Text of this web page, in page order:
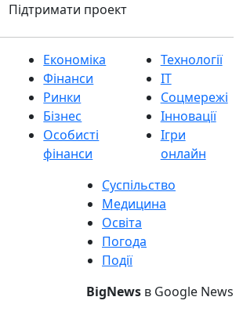
Підтримати проект
Економіка
Фінанси
Ринки
Бізнес
Особисті
фінанси
Технології
IT
Соцмережі
Інновації
Ігри
онлайн
Суспільство
Медицина
Освіта
Погода
Події
BigNews в Google News